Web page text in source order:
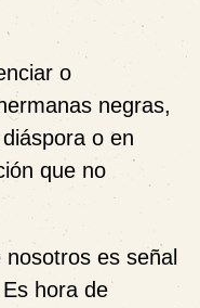
o
negras,
o en
que no
es señal
hora de